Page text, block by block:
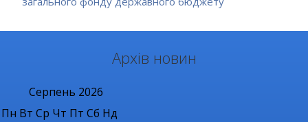
Архів новин
Серпень 2026
Пн Вт Ср Чт Пт Сб Нд